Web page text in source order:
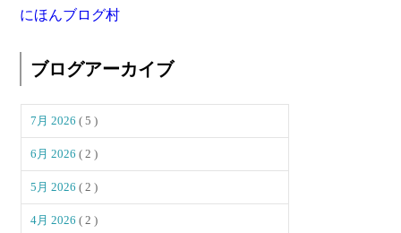
にほんブログ村
ブログアーカイブ
7月 2026( 5 )
6月 2026( 2 )
5月 2026( 2 )
4月 2026( 2 )